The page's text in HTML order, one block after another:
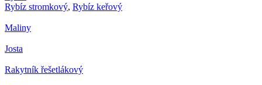
Rybíz stromkový, Rybíz keřový
Maliny
Josta
Rakytník řešetlákový